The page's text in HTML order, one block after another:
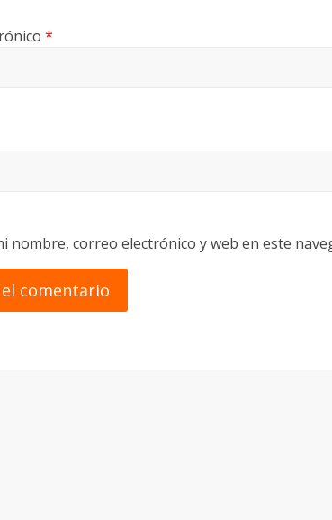
*
nombre, correo electrónico y web en este